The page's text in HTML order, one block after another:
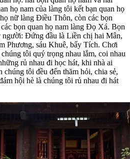
họ nam của làng tôi kết bạn quan họ
nữ làng Điều Thôn, còn các bọn
bọn quan họ nam làng Đọ Xá. Bọn
người: Đứng đầu là Liền chị hai Mân,
Phương, sáu Khuê, bẩy Tích. Chơi
tôi quý trọng nhau lắm, coi nhau
rủ nhau đi học hát, khi nhà ai
tôi đều đến thăm hỏi, chia sẻ,
hội hè là chúng tôi rủ nhau đi hát